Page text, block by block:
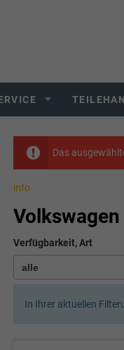
Das
info
Volkswagen
Verfügbarkeit, Art
In Ihrer aktuellen